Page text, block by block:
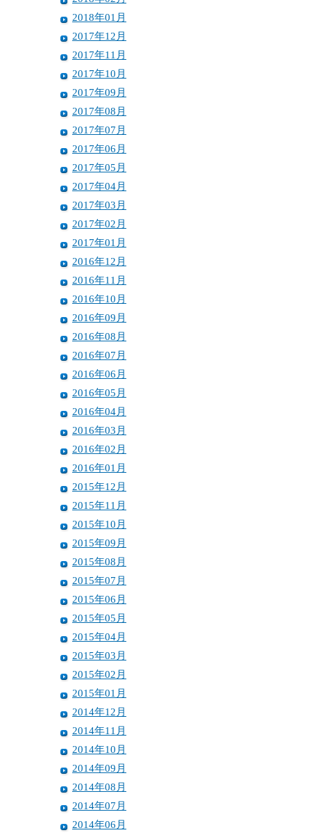
2018年01月
2017年12月
2017年11月
2017年10月
2017年09月
2017年08月
2017年07月
2017年06月
2017年05月
2017年04月
2017年03月
2017年02月
2017年01月
2016年12月
2016年11月
2016年10月
2016年09月
2016年08月
2016年07月
2016年06月
2016年05月
2016年04月
2016年03月
2016年02月
2016年01月
2015年12月
2015年11月
2015年10月
2015年09月
2015年08月
2015年07月
2015年06月
2015年05月
2015年04月
2015年03月
2015年02月
2015年01月
2014年12月
2014年11月
2014年10月
2014年09月
2014年08月
2014年07月
2014年06月